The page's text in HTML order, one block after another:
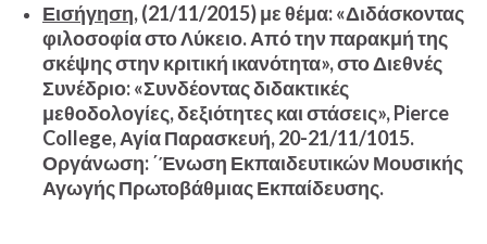
Εισήγηση, (21/11/2015) με θέμα: «Διδάσκοντας
φιλοσοφία στο Λύκειο. Από την παρακμή της
σκέψης στην κριτική ικανότητα», στο Διεθνές
Συνέδριο: «Συνδέοντας διδακτικές
μεθοδολογίες, δεξιότητες και στάσεις», Pierce
College, Αγία Παρασκευή, 20-21/11/1015.
Οργάνωση: ΄Ένωση Εκπαιδευτικών Μουσικής
Αγωγής Πρωτοβάθμιας Εκπαίδευσης.